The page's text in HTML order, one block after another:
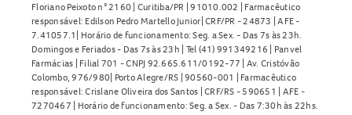
Floriano Peixoto n° 2160 | Curitiba/PR | 91010.002 | Farmacêutico
responsável: Edilson Pedro Martello Junior| CRF/PR - 24873 | AFE -
7.41057.1| Horário de funcionamento: Seg. a Sex. - Das 7s às 23h.
Domingos e Feriados - Das 7s às 23h | Tel (41) 991349216 | Panvel
Farmácias | Filial 701 - CNPJ 92.665.611/0192-77 | Av. Cristóvão
Colombo, 976/980| Porto Alegre/RS | 90560-001 | Farmacêutico
responsável: Crislane Oliveira dos Santos | CRF/RS - 590651 | AFE -
7270467 | Horário de funcionamento: Seg. a Sex. - Das 7:30h às 22hs.